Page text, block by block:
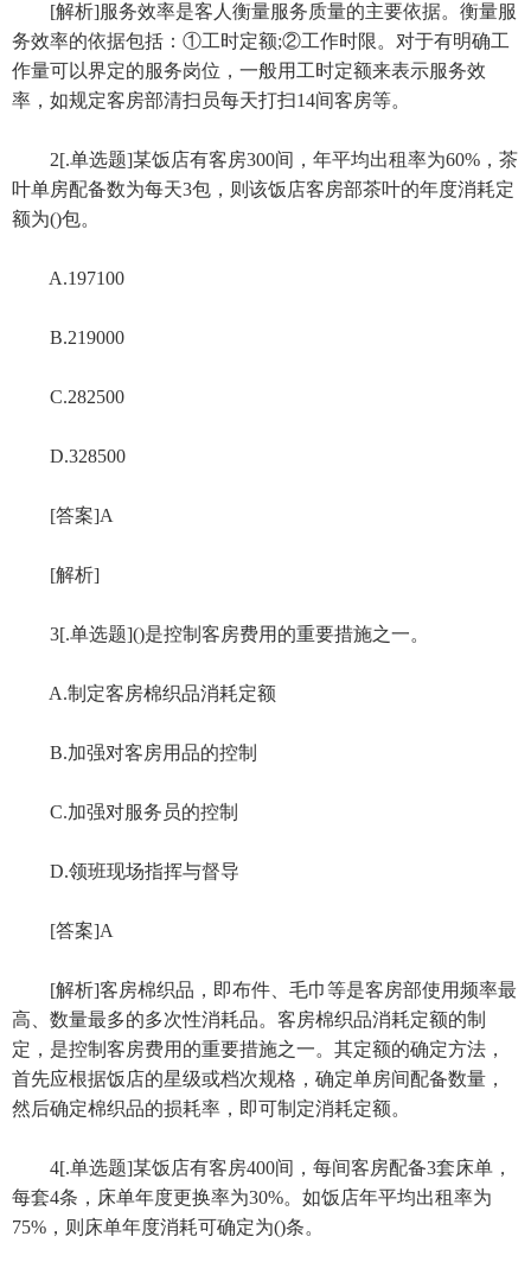
[解析]服务效率是客人衡量服务质量的主要依据。衡量服
务效率的依据包括：①工时定额;②工作时限。对于有明确工
作量可以界定的服务岗位，一般用工时定额来表示服务效
率，如规定客房部清扫员每天打扫14间客房等。
2[.单选题]某饭店有客房300间，年平均出租率为60%，茶
叶单房配备数为每天3包，则该饭店客房部茶叶的年度消耗定
额为()包。
A.197100
B.219000
C.282500
D.328500
[答案]A
[解析]
3[.单选题]()是控制客房费用的重要措施之一。
A.制定客房棉织品消耗定额
B.加强对客房用品的控制
C.加强对服务员的控制
D.领班现场指挥与督导
[答案]A
[解析]客房棉织品，即布件、毛巾等是客房部使用频率最
高、数量最多的多次性消耗品。客房棉织品消耗定额的制
定，是控制客房费用的重要措施之一。其定额的确定方法，
首先应根据饭店的星级或档次规格，确定单房间配备数量，
然后确定棉织品的损耗率，即可制定消耗定额。
4[.单选题]某饭店有客房400间，每间客房配备3套床单，
每套4条，床单年度更换率为30%。如饭店年平均出租率为
75%，则床单年度消耗可确定为()条。